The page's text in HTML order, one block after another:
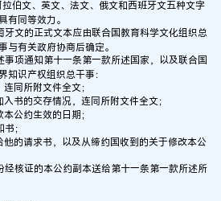
伯文、英文、法文、俄文和西班牙文五种文字
有同等效力。
文的正式文本应由联合国教育科学文化组织总
与有关政府协商后确定。
项通知第十一条第一款所述国家，以及联合国
知识产权组织总干事：
同所附文件全文；
的交存情况，连同所附文件全文；
公约生效的日期；
；
的请求书，以及从缔约国收到的关于修改本公
核证的本公约副本送给第十一条第一款所述所